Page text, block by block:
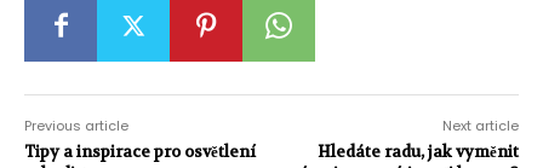
Previous article
Tipy a inspirace pro osvětlení
Next article
Hledáte radu, jak vyměnit